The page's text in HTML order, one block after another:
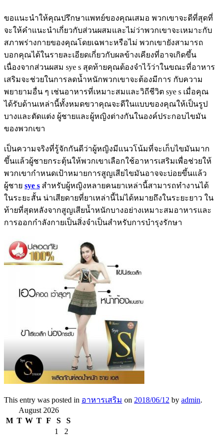
ขอแนะนำให้คุณปรึกษาแพทย์ของคุณเสมอ พวกเขาจะดีที่สุดที่
จะให้คำแนะนำเกี่ยวกับส่วนผสมและไม่ว่าพวกเขาจะเหมาะกับ
สภาพร่างกายของคุณโดยเฉพาะหรือไม่ พวกเขายังสามารถ
บอกคุณได้ในรายละเอียดเกี่ยวกับผลข้างเคียงที่อาจเกิดขึ้น
เนื่องจากส่วนผสม sye s สุดท้ายคุณต้องจำไว้ว่าในขณะที่อาหาร
เสริมจะช่วยในการลดน้ำหนักพวกเขาจะต้องมีการ กับความ
พยายามอื่น ๆ เช่นอาหารที่เหมาะสมและวิถีชีวิต sye s เมื่อคุณ
ได้รับด้านเหล่านี้ทั้งหมดขวาคุณจะดีในแบบของคุณให้เป็นรูป
บางและตัดแต่ง ผู้ชายและผู้หญิงต่างกันในองค์ประกอบไขมัน
ของพวกเขา
เป็นความจริงที่รู้จักกันดีว่าผู้หญิงมีแนวโน้มที่จะเก็บไขมันมาก
ขึ้นแล้วผู้ชายกระตุ้นให้พวกเขาเลือกใช้อาหารเสริมเพื่อช่วยให้
พวกเขากำหนดเป้าหมายการสูญเสียไขมันอาจจะบ่อยขึ้นแล้ว
ผู้ชาย sye s สำหรับผู้หญิงหลายคนยาเหล่านี้สามารถทำงานได้
ในระยะสั้น น่าเสียดายที่ยาเหล่านี้ไม่ได้หมายถึงในระยะยาว ใน
ท้ายที่สุดหลังจากสูญเสียน้ำหนักบางอย่างเหมาะสมอาหารและ
การออกกำลังกายเป็นสิ่งจำเป็นสำหรับการบำรุงรักษา
This entry was posted in อาหารเสริม on 2018/06/12 by admin.
August 2026
M T W T F S
S
1
2